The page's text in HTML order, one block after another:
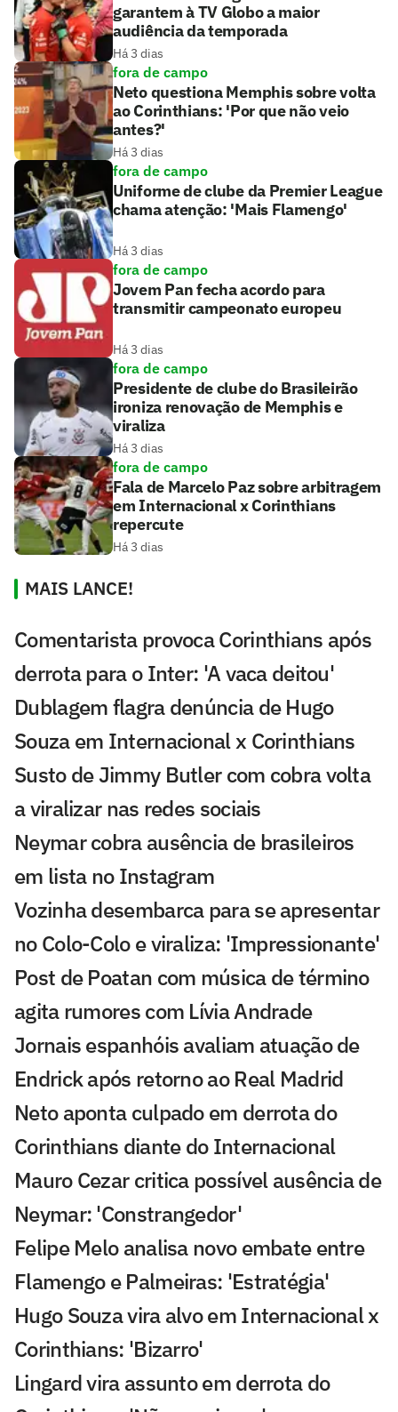
garantem à TV Globo a maior
audiência da temporada
Há 3 dias
fora de campo
Neto questiona Memphis sobre volta
ao Corinthians: 'Por que não veio
antes?'
Há 3 dias
fora de campo
Uniforme de clube da Premier League
chama atenção: 'Mais Flamengo'
Há 3 dias
fora de campo
Jovem Pan fecha acordo para
transmitir campeonato europeu
Há 3 dias
fora de campo
Presidente de clube do Brasileirão
ironiza renovação de Memphis e
viraliza
Há 3 dias
fora de campo
Fala de Marcelo Paz sobre arbitragem
em Internacional x Corinthians
repercute
Há 3 dias
MAIS LANCE!
Comentarista provoca Corinthians após
derrota para o Inter: 'A vaca deitou'
Dublagem flagra denúncia de Hugo
Souza em Internacional x Corinthians
Susto de Jimmy Butler com cobra volta
a viralizar nas redes sociais
Neymar cobra ausência de brasileiros
em lista no Instagram
Vozinha desembarca para se apresentar
no Colo-Colo e viraliza: 'Impressionante'
Post de Poatan com música de término
agita rumores com Lívia Andrade
Jornais espanhóis avaliam atuação de
Endrick após retorno ao Real Madrid
Neto aponta culpado em derrota do
Corinthians diante do Internacional
Mauro Cezar critica possível ausência de
Neymar: 'Constrangedor'
Felipe Melo analisa novo embate entre
Flamengo e Palmeiras: 'Estratégia'
Hugo Souza vira alvo em Internacional x
Corinthians: 'Bizarro'
Lingard vira assunto em derrota do